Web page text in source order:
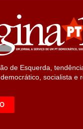
de Esquerda,
socialista e